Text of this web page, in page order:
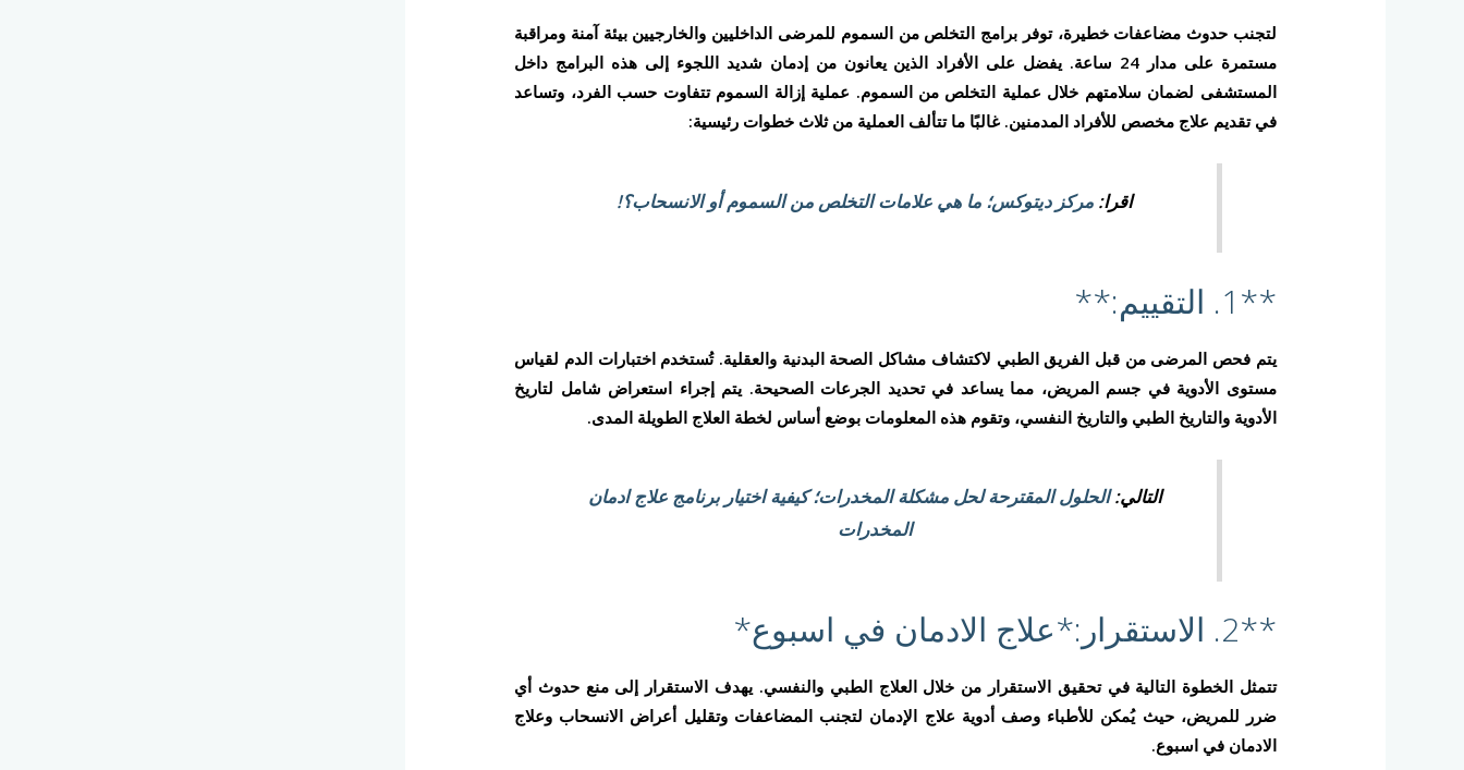
لتجنب حدوث مضاعفات خطيرة، توفر برامج التخلص من السموم للمرضى الداخليين والخارجيين بيئة آمنة ومراقبة
مستمرة على مدار 24 ساعة. يفضل على الأفراد الذين يعانون من إدمان شديد اللجوء إلى هذه البرامج داخل
المستشفى لضمان سلامتهم خلال عملية التخلص من السموم. عملية إزالة السموم تتفاوت حسب الفرد، وتساعد
في تقديم علاج مخصص للأفراد المدمنين. غالبًا ما تتألف العملية من ثلاث خطوات رئيسية:
اقرا: مركز ديتوكس؛ ما هي علامات التخلص من السموم أو الانسحاب؟!
**1. التقييم:**
يتم فحص المرضى من قبل الفريق الطبي لاكتشاف مشاكل الصحة البدنية والعقلية. تُستخدم اختبارات الدم لقياس
مستوى الأدوية في جسم المريض، مما يساعد في تحديد الجرعات الصحيحة. يتم إجراء استعراض شامل لتاريخ
الأدوية والتاريخ الطبي والتاريخ النفسي، وتقوم هذه المعلومات بوضع أساس لخطة العلاج الطويلة المدى.
التالي:الحلول المقترحة لحل مشكلة المخدرات؛ كيفية اختيار برنامج علاج ادمان
المخدرات
**2. الاستقرار:*علاج الادمان في اسبوع*
تتمثل الخطوة التالية في تحقيق الاستقرار من خلال العلاج الطبي والنفسي. يهدف الاستقرار إلى منع حدوث أي
ضرر للمريض، حيث يُمكن للأطباء وصف أدوية علاج الإدمان لتجنب المضاعفات وتقليل أعراض الانسحاب وعلاج
الادمان في اسبوع.